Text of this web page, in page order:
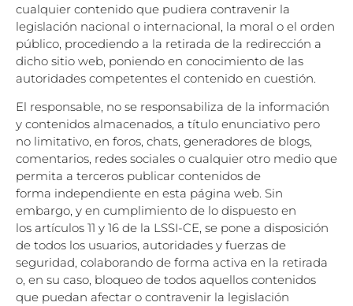
cualquier contenido que pudiera contravenir la
legislación nacional o internacional, la moral o el orden
público, procediendo a la retirada de la redirección a
dicho sitio web, poniendo en conocimiento de las
autoridades competentes el contenido en cuestión.
El responsable, no se responsabiliza de la información
y contenidos almacenados, a título enunciativo pero
no limitativo, en foros, chats, generadores de blogs,
comentarios, redes sociales o cualquier otro medio que
permita a terceros publicar contenidos de
forma independiente en esta página web. Sin
embargo, y en cumplimiento de lo dispuesto en
los artículos 11 y 16 de la LSSI-CE, se pone a disposición
de todos los usuarios, autoridades y fuerzas de
seguridad, colaborando de forma activa en la retirada
o, en su caso, bloqueo de todos aquellos contenidos
que puedan afectar o contravenir la legislación